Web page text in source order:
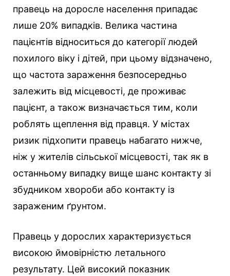
правець на доросле населення припадає
лише 20% випадків. Велика частина
пацієнтів відноситься до категорії людей
похилого віку і дітей, при цьому відзначено,
що частота зараження безпосередньо
залежить від місцевості, де проживає
пацієнт, а також визначається тим, коли
роблять щеплення від правця. У містах
ризик підхопити правець набагато нижче,
ніж у жителів сільської місцевості, так як в
останньому випадку вище шанс контакту зі
збудником хвороби або контакту із
зараженим ґрунтом.
Правець у дорослих характеризується
високою ймовірністю летального
результату. Цей високий показник